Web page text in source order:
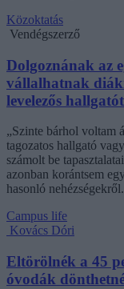
Közoktatás
Vendégszerző
Dolgoznának az
vállalhatnak
levelezős
„Szinte bárhol voltam
tagozatos hallgató
számolt be
azonban korántsem
hasonló nehézségekről.
Campus life
Kovács Dóri
Eltörölnék a 45
óvodák